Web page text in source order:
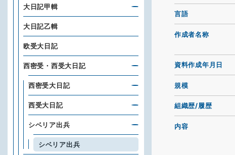
言語
作成者名称
資料作成年月日
規模
組織歴/履歴
内容
大日記甲輯
大日記乙輯
欧受大日記
西密受・西受大日記
西密受大日記
西受大日記
シベリア出兵
シベリア出兵